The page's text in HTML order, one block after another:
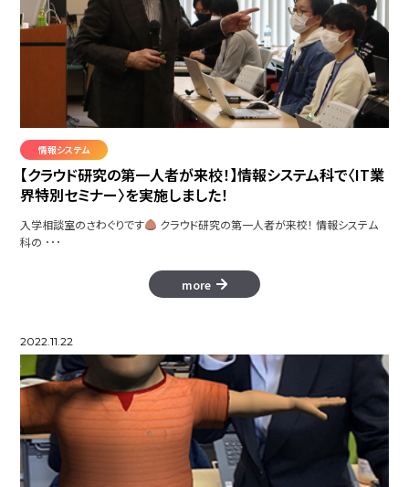
情報システム
【クラウド研究の第一人者が来校！】情報システム科で〈IT業
界特別セミナー〉を実施しました！
入学相談室のさわぐりです
クラウド研究の第一人者が来校！ 情報システム
科の ･･･
more
2022.11.22